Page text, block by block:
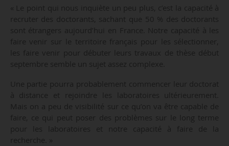
« Le point qui nous inquiète un peu plus, c’est la capacité à
recruter des doctorants, sachant que 50 % des doctorants
sont étrangers aujourd’hui en France. Notre capacité à les
faire venir sur le territoire français pour les sélectionner,
les faire venir pour débuter leurs travaux de thèse début
septembre semble un sujet assez complexe.
Une partie pourra probablement commencer leur doctorat
à distance et rejoindre les laboratoires ultérieurement.
Mais on a peu de visibilité sur ce qu’on va être capable de
faire, ce qui peut poser des problèmes sur le long terme
pour les laboratoires et notre capacité à faire de la
recherche. »